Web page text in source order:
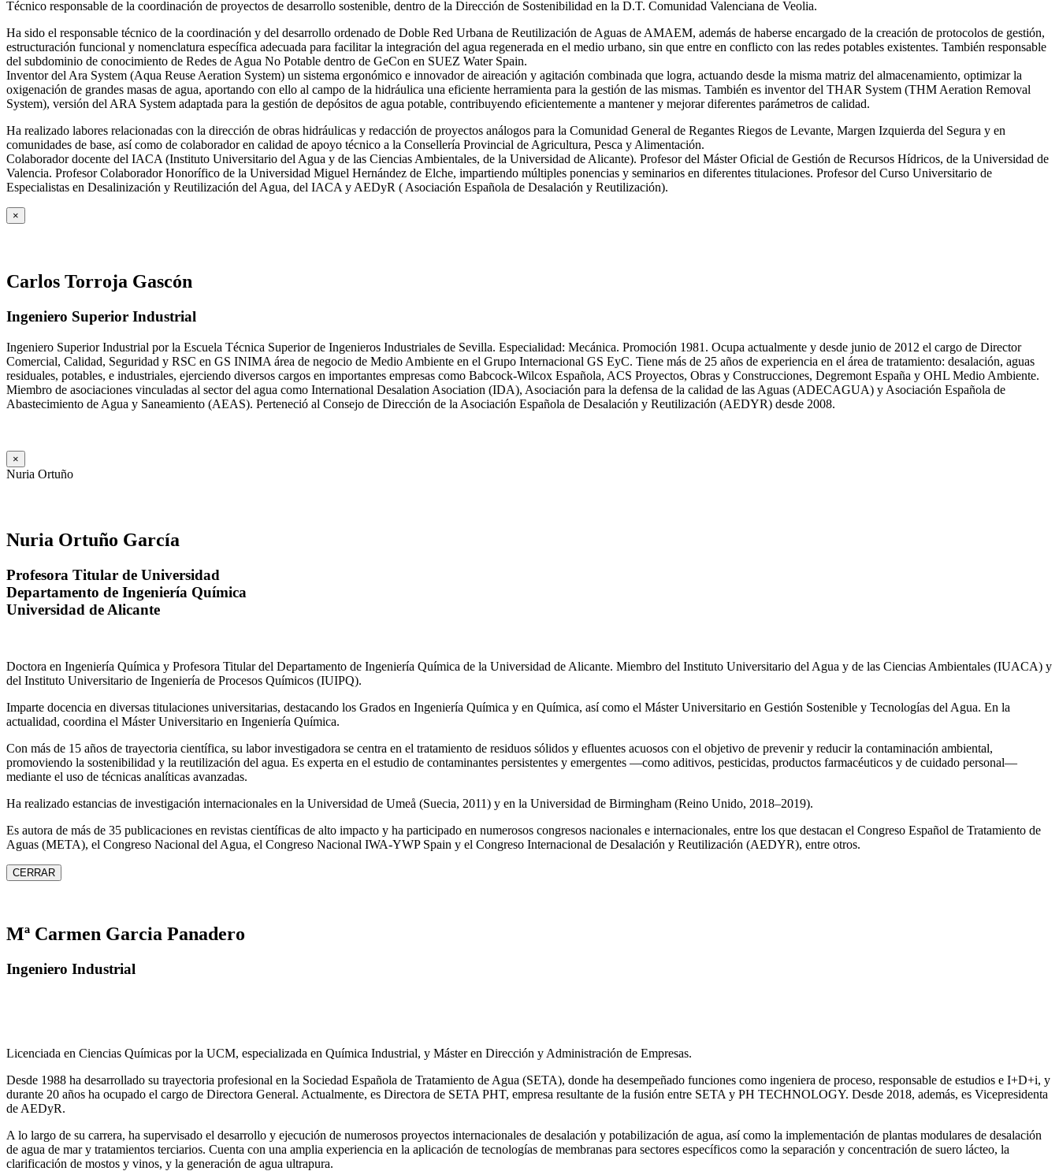
Técnico responsable de la coordinación de proyectos de desarrollo sostenible, dentro de la Dirección de Sostenibilidad en la D.T. Comunidad Valenciana de Veolia.
Ha sido el responsable técnico de la coordinación y del desarrollo ordenado de Doble Red Urbana de Reutilización de Aguas de AMAEM, además de haberse encargado de la creación de protocolos de gestión,
estructuración funcional y nomenclatura específica adecuada para facilitar la integración del agua regenerada en el medio urbano, sin que entre en conflicto con las redes potables existentes. También responsable
del subdominio de conocimiento de Redes de Agua No Potable dentro de GeCon en SUEZ Water Spain.
Inventor del Ara System (Aqua Reuse Aeration System) un sistema ergonómico e innovador de aireación y agitación combinada que logra, actuando desde la misma matriz del almacenamiento, optimizar la
oxigenación de grandes masas de agua, aportando con ello al campo de la hidráulica una eficiente herramienta para la gestión de las mismas. También es inventor del THAR System (THM Aeration Removal
System), versión del ARA System adaptada para la gestión de depósitos de agua potable, contribuyendo eficientemente a mantener y mejorar diferentes parámetros de calidad.
Ha realizado labores relacionadas con la dirección de obras hidráulicas y redacción de proyectos análogos para la Comunidad General de Regantes Riegos de Levante, Margen Izquierda del Segura y en
comunidades de base, así como de colaborador en calidad de apoyo técnico a la Consellería Provincial de Agricultura, Pesca y Alimentación.
Colaborador docente del IACA (Instituto Universitario del Agua y de las Ciencias Ambientales, de la Universidad de Alicante). Profesor del Máster Oficial de Gestión de Recursos Hídricos, de la Universidad de
Valencia. Profesor Colaborador Honorífico de la Universidad Miguel Hernández de Elche, impartiendo múltiples ponencias y seminarios en diferentes titulaciones. Profesor del Curso Universitario de
Especialistas en Desalinización y Reutilización del Agua, del IACA y AEDyR ( Asociación Española de Desalación y Reutilización).
×
Carlos Torroja Gascón
Ingeniero Superior Industrial
Ingeniero Superior Industrial por la Escuela Técnica Superior de Ingenieros Industriales de Sevilla. Especialidad: Mecánica. Promoción 1981. Ocupa actualmente y desde junio de 2012 el cargo de Director
Comercial, Calidad, Seguridad y RSC en GS INIMA área de negocio de Medio Ambiente en el Grupo Internacional GS EyC. Tiene más de 25 años de experiencia en el área de tratamiento: desalación, aguas
residuales, potables, e industriales, ejerciendo diversos cargos en importantes empresas como Babcock-Wilcox Española, ACS Proyectos, Obras y Construcciones, Degremont España y OHL Medio Ambiente.
Miembro de asociaciones vinculadas al sector del agua como International Desalation Asociation (IDA), Asociación para la defensa de la calidad de las Aguas (ADECAGUA) y Asociación Española de
Abastecimiento de Agua y Saneamiento (AEAS). Perteneció al Consejo de Dirección de la Asociación Española de Desalación y Reutilización (AEDYR) desde 2008.
×
Nuria Ortuño
Nuria Ortuño García
Profesora Titular de Universidad
Departamento de Ingeniería Química
Universidad de Alicante
Doctora en Ingeniería Química y Profesora Titular del Departamento de Ingeniería Química de la Universidad de Alicante. Miembro del Instituto Universitario del Agua y de las Ciencias Ambientales (IUACA) y
del Instituto Universitario de Ingeniería de Procesos Químicos (IUIPQ).
Imparte docencia en diversas titulaciones universitarias, destacando los Grados en Ingeniería Química y en Química, así como el Máster Universitario en Gestión Sostenible y Tecnologías del Agua. En la
actualidad, coordina el Máster Universitario en Ingeniería Química.
Con más de 15 años de trayectoria científica, su labor investigadora se centra en el tratamiento de residuos sólidos y efluentes acuosos con el objetivo de prevenir y reducir la contaminación ambiental,
promoviendo la sostenibilidad y la reutilización del agua. Es experta en el estudio de contaminantes persistentes y emergentes —como aditivos, pesticidas, productos farmacéuticos y de cuidado personal—
mediante el uso de técnicas analíticas avanzadas.
Ha realizado estancias de investigación internacionales en la Universidad de Umeå (Suecia, 2011) y en la Universidad de Birmingham (Reino Unido, 2018–2019).
Es autora de más de 35 publicaciones en revistas científicas de alto impacto y ha participado en numerosos congresos nacionales e internacionales, entre los que destacan el Congreso Español de Tratamiento de
Aguas (META), el Congreso Nacional del Agua, el Congreso Nacional IWA‑YWP Spain y el Congreso Internacional de Desalación y Reutilización (AEDYR), entre otros.
CERRAR
Mª Carmen Garcia Panadero
Ingeniero Industrial
Licenciada en Ciencias Químicas por la UCM, especializada en Química Industrial, y Máster en Dirección y Administración de Empresas.
Desde 1988 ha desarrollado su trayectoria profesional en la Sociedad Española de Tratamiento de Agua (SETA), donde ha desempeñado funciones como ingeniera de proceso, responsable de estudios e I+D+i, y
durante 20 años ha ocupado el cargo de Directora General. Actualmente, es Directora de SETA PHT, empresa resultante de la fusión entre SETA y PH TECHNOLOGY. Desde 2018, además, es Vicepresidenta
de AEDyR.
A lo largo de su carrera, ha supervisado el desarrollo y ejecución de numerosos proyectos internacionales de desalación y potabilización de agua, así como la implementación de plantas modulares de desalación
de agua de mar y tratamientos terciarios. Cuenta con una amplia experiencia en la aplicación de tecnologías de membranas para sectores específicos como la separación y concentración de suero lácteo, la
clarificación de mostos y vinos, y la generación de agua ultrapura.